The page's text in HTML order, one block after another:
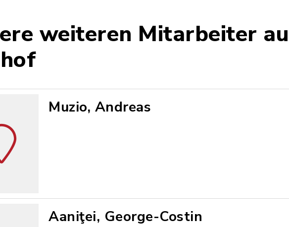
weiteren Mitarbeiter
Muzio, Andreas
Aaniţei, George-Costin